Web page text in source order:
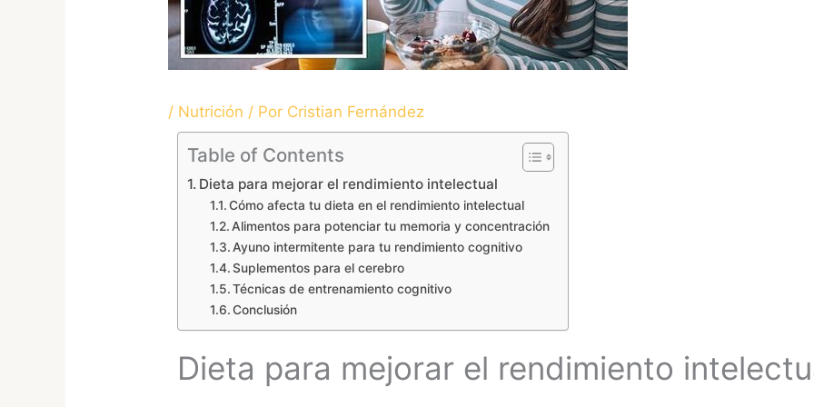
/ Nutrición / Por Cristian Fernández
Table of Contents
Dieta para mejorar el rendimiento intelectual
Cómo afecta tu dieta en el rendimiento intelectual
Alimentos para potenciar tu memoria y concentración
Ayuno intermitente para tu rendimiento cognitivo
Suplementos para el cerebro
Técnicas de entrenamiento cognitivo
Conclusión
Dieta para mejorar el rendimiento